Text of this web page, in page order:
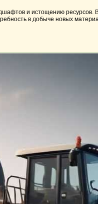
и истощению ресурсов.
в добыче новых